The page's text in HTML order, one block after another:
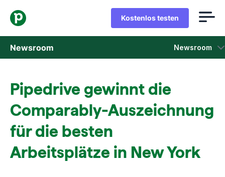
Kostenlos testen
Newsroom Newsroom
Vertriebseinblicke und -berichte
Pressemappe
Pressekontakte
​​​​Pipedrive gewinnt die
Comparably-Auszeichnung
für die besten
Arbeitsplätze in New York